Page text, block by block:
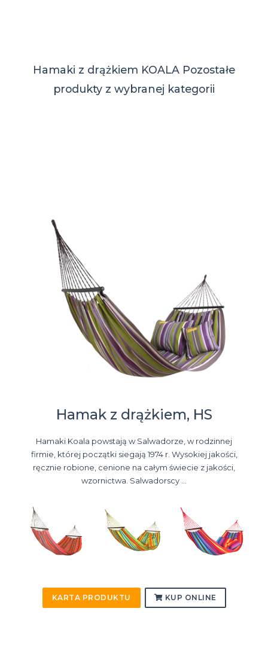
Hamaki z drążkiem KOALA Pozostałe
produkty z wybranej kategorii
Hamak z drążkiem, HS
Hamaki Koala powstają w Salwadorze, w rodzinnej
firmie, której początki siegają 1974 r. Wysokiej jakości,
ręcznie robione, cenione na całym świecie z jakości,
wzornictwa. Salwadorscy ...
KARTA PRODUKTU KUP ONLINE